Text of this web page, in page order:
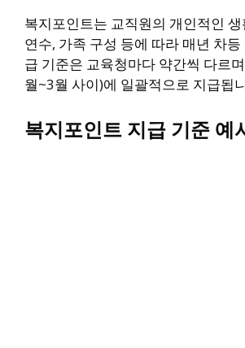
복지포인트는 교직원의 개인적인
연수, 가족 구성 등에 따라 매년 차
급 기준은 교육청마다 약간씩 다르
월~3월 사이)에 일괄적으로 지급됩
복지포인트 지급 기준 예